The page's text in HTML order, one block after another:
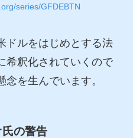
series/GFDEBTN
ドルをはじめとする法
希釈化されていくので
を生んでいます。
の警告